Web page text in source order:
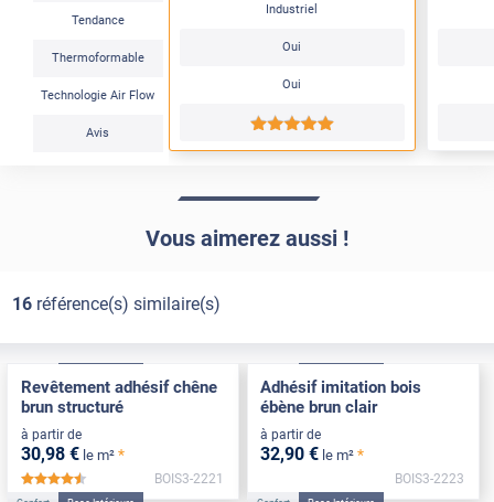
Tendance
Thermoformable
Technologie Air Flow
Avis
Industriel
Oui
Oui
*****
Vous aimerez aussi !
16référence(s) similaire(s)
Revêtement adhésif chêne
brun structuré
à partir de
30,98 € le m² *
*****
BOIS3-2221
Adhésif imitation bois
ébène brun clair
à partir de
32,90 € le m² *
BOIS3-2223